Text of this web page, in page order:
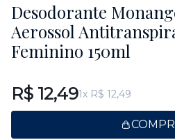
Desodorante
Aerossol
Feminino 150ml
R$ 12,491x R$ 12,49